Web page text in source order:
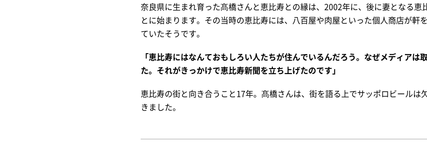
奈良県に生まれ育った髙橋さんと恵比寿との縁は、2002年に、後に妻となる恵
とに始まります。その当時の恵比寿には、八百屋や肉屋といった個人商店が軒
ていたそうです。
「恵比寿にはなんておもしろい人たちが住んでいるんだろう。なぜメディアは
た。それがきっかけで恵比寿新聞を立ち上げたのです」
恵比寿の街と向き合うこと17年。髙橋さんは、街を語る上でサッポロビールは
きました。